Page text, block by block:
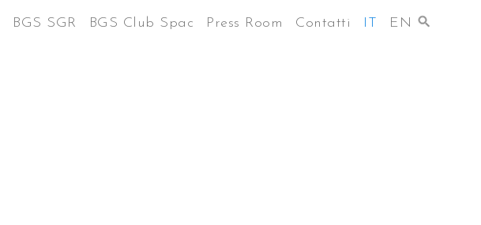
BGS SGR BGS Club Spac Press Room Contatti IT EN